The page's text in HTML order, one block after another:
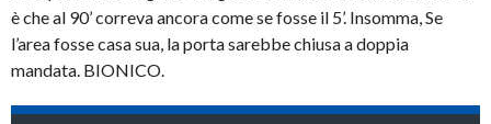
è che al 90’ correva ancora come se fosse il 5’. Insomma, Se
l’area fosse casa sua, la porta sarebbe chiusa a doppia
mandata. BIONICO.